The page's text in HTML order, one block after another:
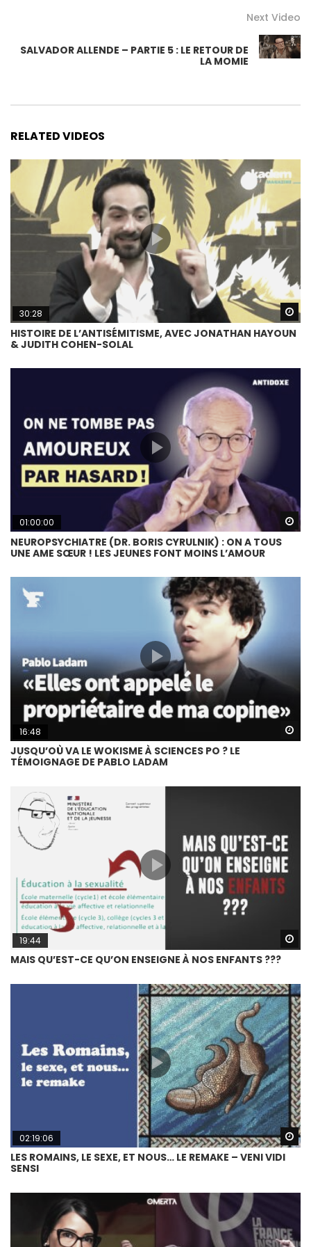
Next Video
SALVADOR ALLENDE – PARTIE 5 : LE RETOUR DE
LA MOMIE
RELATED VIDEOS
30:28
HISTOIRE DE L’ANTISÉMITISME, AVEC JONATHAN HAYOUN
& JUDITH COHEN-SOLAL
01:00:00
NEUROPSYCHIATRE (DR. BORIS CYRULNIK) : ON A TOUS
UNE AME SŒUR ! LES JEUNES FONT MOINS L’AMOUR
16:48
JUSQU’OÙ VA LE WOKISME À SCIENCES PO ? LE
TÉMOIGNAGE DE PABLO LADAM
19:44
MAIS QU’EST-CE QU’ON ENSEIGNE À NOS ENFANTS ???
02:19:06
LES ROMAINS, LE SEXE, ET NOUS… LE REMAKE – VENI VIDI
SENSI